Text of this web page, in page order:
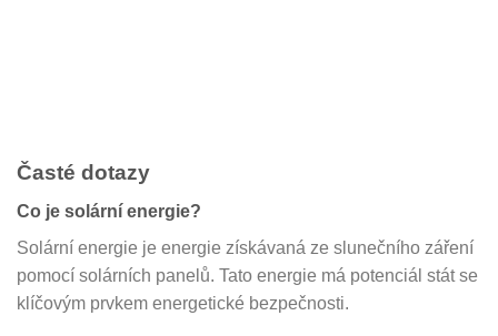
Časté dotazy
Co je solární energie?
Solární energie je energie získávaná ze slunečního záření
pomocí solárních panelů. Tato energie má potenciál stát se
klíčovým prvkem energetické bezpečnosti.